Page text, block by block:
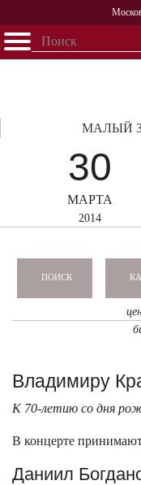
Открыть - закрыть
30
МАРТА
2014
МАЛЫЙ
ПОИСК
Владимиру
К 70-летию со дня
В концерте
Даниил